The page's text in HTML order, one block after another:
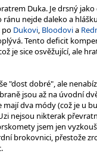
Duka. Je drsný
nejde daleko a
po Dukovi, Bloodovia
Tento deficit
je sice osvěžující, ale
"dost dobré", ale
jsou až na úvodní
dva módy (což je u
nejsou nikterak
jsem jen
brokovnici, přestože